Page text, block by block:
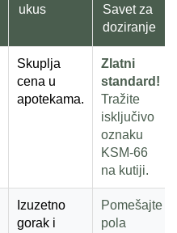
ukus
Savet za
doziranje
Skuplja
cena u
apotekama.
Zlatni
standard!
Tražite
isključivo
oznaku
KSM-66
na kutiji.
Izuzetno
gorak i
Pomešajte
pola